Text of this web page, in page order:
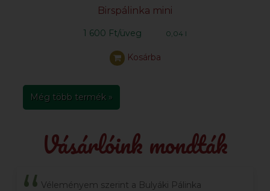
Birspálinka mini
1 600 Ft/üveg 0,04 l
Kosárba
Még több termék »
Vásárlóink mondták
Véleményem szerint a Bulyáki Pálinka